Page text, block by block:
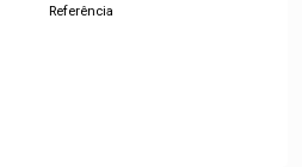
Referência